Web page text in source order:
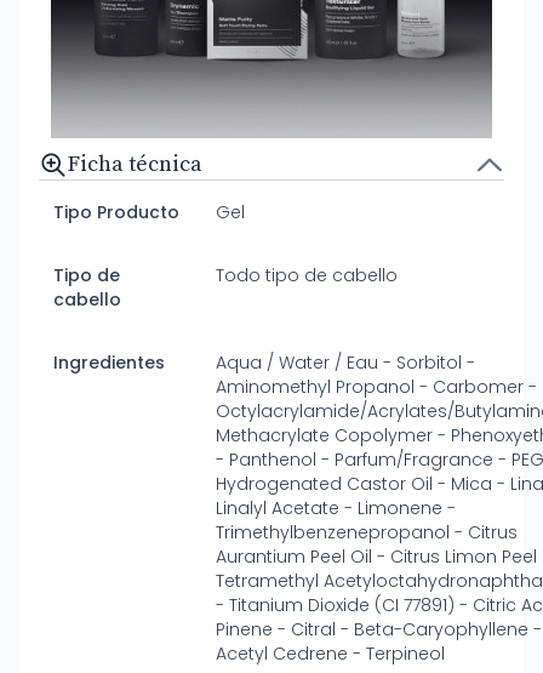
Ficha técnica
Tipo Producto Gel
Tipo de
cabello
Todo tipo de cabello
Ingredientes
Aqua / Water / Eau - Sorbitol -
Aminomethyl Propanol - Carbomer -
Octylacrylamide/Acrylates/
Methacrylate Copolymer -
- Panthenol - Parfum/Fragrance -
Hydrogenated Castor Oil - Mica -
Linalyl Acetate - Limonene -
Trimethylbenzenepropanol - Citrus
Aurantium Peel Oil - Citrus Limon Peel
Tetramethyl
- Titanium Dioxide (CI 77891) - Citric
Pinene - Citral - Beta-Caryophyllene -
Acetyl Cedrene - Terpineol